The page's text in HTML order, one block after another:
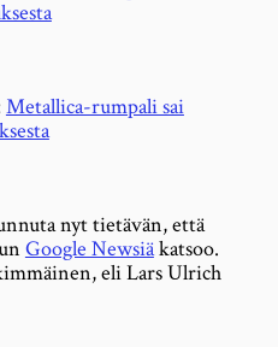
Metallica-rumpali sai
nyt tietävän, että
Google Newsiäkatsoo.
eli Lars Ulrich